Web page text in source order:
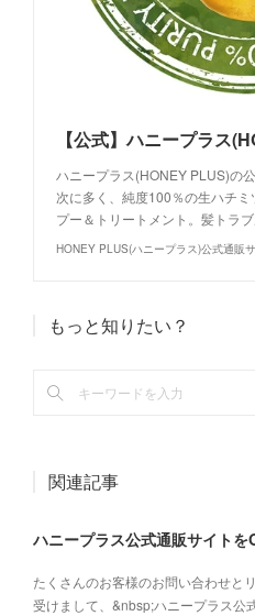
ハニープラス(HONEY PLUS)の
次に多く、純度100％の生ハチ
プー＆トリートメント。髪トラ
HONEY PLUS(ハニープラス)公式通販
もっと知りたい？
関連記事
たくさんのお客様のお問い合わせと
受けまして、&nbsp;ハニープラス公